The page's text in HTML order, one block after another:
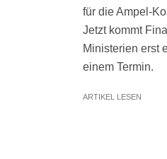
für die Ampel-
Jetzt kommt
Ministerien erst
einem Termin.
ARTIKEL LESEN